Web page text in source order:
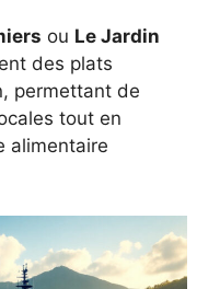
ou Le Jardin
des plats
permettant de
tout en
alimentaire